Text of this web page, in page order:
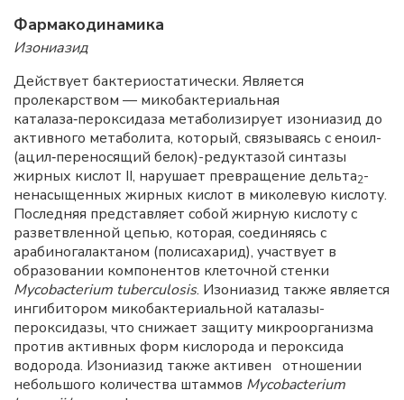
Фармакодинамика
Изониазид
Действует бактериостатически. Является
пролекарством — микобактериальная
каталаза‑пероксидаза метаболизирует изониазид до
активного метаболита, который, связываясь с еноил-
(ацил‑переносящий белок)-редуктазой синтазы
жирных кислот II, нарушает превращение дельта2-
ненасыщенных жирных кислот в миколевую кислоту.
Последняя представляет собой жирную кислоту с
разветвленной цепью, которая, соединяясь с
арабиногалактаном (полисахарид), участвует в
образовании компонентов клеточной стенки
Mycobacterium tuberculosis. Изониазид также является
ингибитором микобактериальной каталазы-
пероксидазы, что снижает защиту микроорганизма
против активных форм кислорода и пероксида
водорода. Изониазид также активен отношении
небольшого количества штаммов Mycobacterium